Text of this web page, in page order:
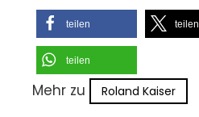
teilen teilen
teilen
Mehr zu Roland Kaiser